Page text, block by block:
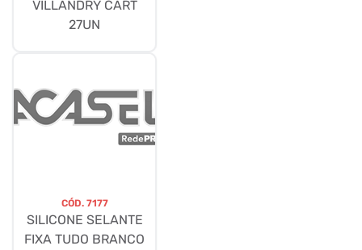
VILLANDRY CART
27UN
CÓD. 7177
SILICONE SELANTE
FIXA TUDO BRANCO